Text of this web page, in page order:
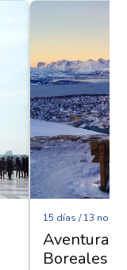
15 días / 13
Aventura
Boreales -